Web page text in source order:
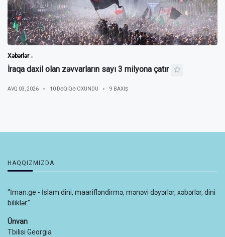
Xəbərlər
İraqa daxil olan zəvvarların sayı 3 milyona çatır
AVQ 03, 2026 10 DƏQIQƏ OXUNDU 9 BAXIŞ
HAQQIZMIZDA
“İman.ge - İslam dini, maarifləndirmə, mənəvi dəyərlər, xəbərlər, dini
biliklər.”
Ünvan
Tbilisi Georgia